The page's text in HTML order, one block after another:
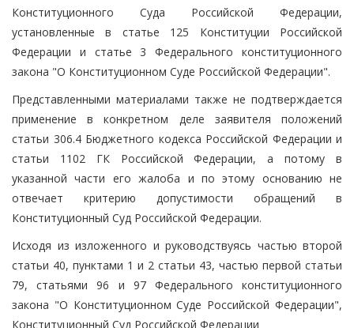
Конституционного Суда Российской Федерации,
установленные в статье 125 Конституции Российской
Федерации и статье 3 Федерального конституционного
закона "О Конституционном Суде Российской Федерации".
Представленными материалами также не подтверждается
применение в конкретном деле заявителя положений
статьи 306.4 Бюджетного кодекса Российской Федерации и
статьи 1102 ГК Российской Федерации, а потому в
указанной части его жалоба и по этому основанию не
отвечает критерию допустимости обращений в
Конституционный Суд Российской Федерации.
Исходя из изложенного и руководствуясь частью второй
статьи 40, пунктами 1 и 2 статьи 43, частью первой статьи
79, статьями 96 и 97 Федерального конституционного
закона "О Конституционном Суде Российской Федерации",
Конституционный Суд Российской Федерации